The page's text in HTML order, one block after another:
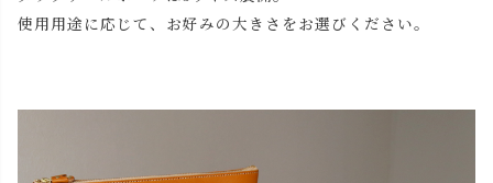
使用用途に応じて、お好みの大きさをお選びください。